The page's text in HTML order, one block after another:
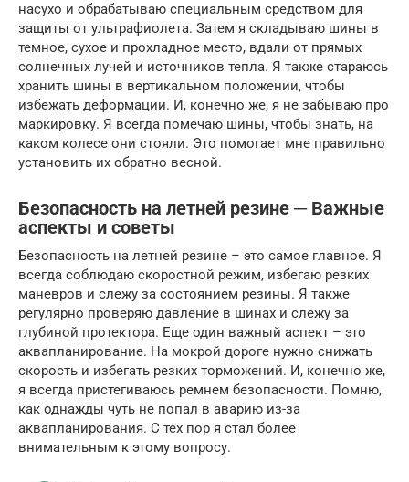
насухо и обрабатываю специальным средством для
защиты от ультрафиолета. Затем я складываю шины в
темное, сухое и прохладное место, вдали от прямых
солнечных лучей и источников тепла. Я также стараюсь
хранить шины в вертикальном положении, чтобы
избежать деформации. И, конечно же, я не забываю про
маркировку. Я всегда помечаю шины, чтобы знать, на
каком колесе они стояли. Это помогает мне правильно
установить их обратно весной.
Безопасность на летней резине ─ Важные
аспекты и советы
Безопасность на летней резине – это самое главное. Я
всегда соблюдаю скоростной режим, избегаю резких
маневров и слежу за состоянием резины. Я также
регулярно проверяю давление в шинах и слежу за
глубиной протектора. Еще один важный аспект – это
аквапланирование. На мокрой дороге нужно снижать
скорость и избегать резких торможений. И, конечно же,
я всегда пристегиваюсь ремнем безопасности. Помню,
как однажды чуть не попал в аварию из-за
аквапланирования. С тех пор я стал более
внимательным к этому вопросу.